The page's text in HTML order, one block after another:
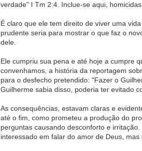
verdade" I Tm 2:4. Inclue-se aqui,
É claro que ele tem direito de viver uma
prudente seria para mostrar o que faz o
dele.
Ele cumpriu sua pena e até hoje a cumpre
convenhamos, a história da reportagem
para o desfecho pretendido: "Fazer o
Guilherme sabia disso, poderia ter evitado
As consequências, estavam claras e
até o fim, como prometeu a produção do
perguntas causando desconforto e
interessado em falar do amor de Deus, mas